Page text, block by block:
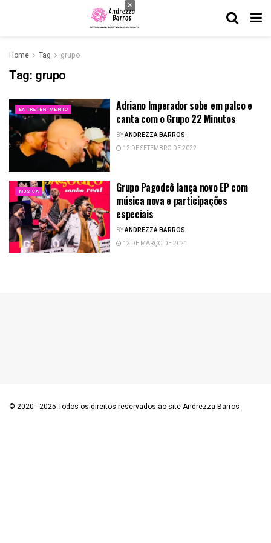
Home Tag grupo
Tag: grupo
ENTRETENIMENTO
Adriano Imperador sobe em palco e
canta com o Grupo 22 Minutos
BYANDREZZA BARROS
12 DE SETEMBRO DE 2022
MÚSICA
Grupo Pagodeô lança novo EP com
música nova e participações
especiais
BYANDREZZA BARROS
12 DE MARÇO DE 2021
© 2020 - 2025 Todos os direitos reservados ao site Andrezza Barros
×